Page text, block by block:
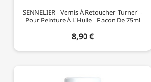
SENNELIER - Vernis À Retoucher 'Turner' -
Pour Peinture À L'Huile - Flacon De 75ml
8,90 €